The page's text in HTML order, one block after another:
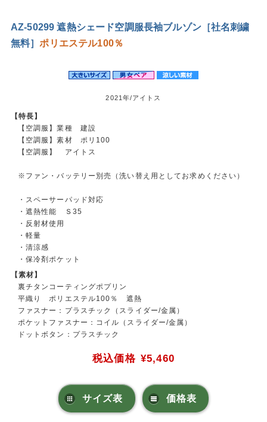
AZ-50299 遮熱シェード空調服長袖ブルゾン［社名刺繍
無料］ポリエステル100％
2021年/アイトス
【特長】
【空調服】業種 建設
【空調服】素材 ポリ100
【空調服】 アイトス
※ファン・バッテリー別売（洗い替え用としてお求めください）
・スペーサーパッド対応
・遮熱性能 Ｓ35
・反射材使用
・軽量
・清涼感
・保冷剤ポケット
【素材】
裏チタンコーティングポプリン
平織り ポリエステル100％ 遮熱
ファスナー：プラスチック（スライダー/金属）
ポケットファスナー：コイル（スライダー/金属）
ドットボタン：プラスチック
税込価格 ¥5,460
サイズ表 価格表